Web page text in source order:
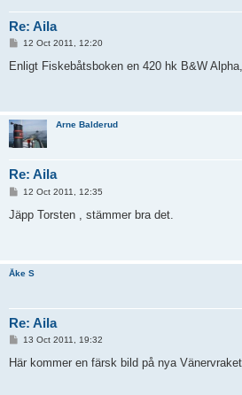
Re: Aila
P
s
12 Oct 2011, 12:20
Enligt Fiskebåtsboken en 420 hk B&W
Arne Balderud
Re: Aila
P
s
t
12 Oct 2011, 12:35
Jäpp Torsten , stämmer bra det.
Åke S
Re: Aila
P
s
13 Oct 2011, 19:32
Här kommer en färsk bild på nya